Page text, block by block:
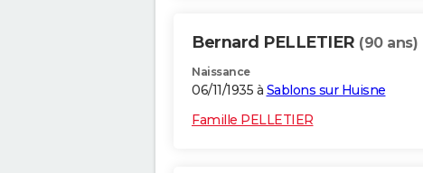
Bernard PELLETIER (90 ans)
Naissance
06/11/1935 à Sablons sur Huisne
Famille PELLETIER